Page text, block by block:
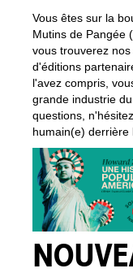
Vous êtes sur la
Mutins de Pangée
vous trouverez
d'éditions
l'avez compris,
grande industrie
questions,
humain(e) derrière